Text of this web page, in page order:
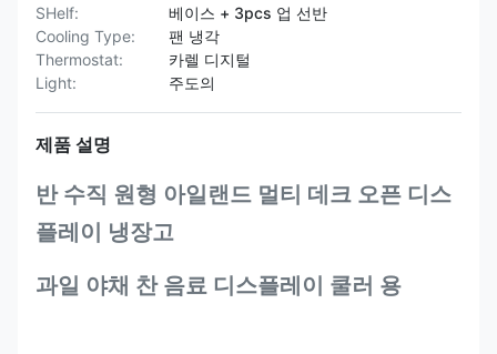
SHelf:
베이스 + 3pcs 업 선반
Cooling Type:
팬 냉각
Thermostat:
카렐 디지털
Light:
주도의
제품 설명
반 수직 원형 아일랜드 멀티 데크 오픈 디스
플레이 냉장고
과일 야채 찬 음료 디스플레이 쿨러 용